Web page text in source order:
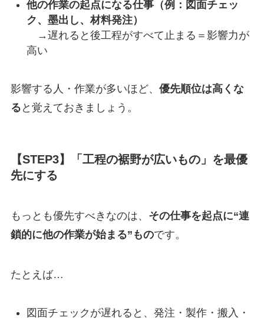
他の作業の起点になる仕事（例：図面チェッ
ク、墨出し、材料発注）
→遅れると後工程がすべて止まる＝影響力が
高い
影響する人・作業が多いほど、 優先順位は高くな
る と覚えておきましょう。
【STEP3】「工程の裾野が広いもの」を最優
先にする
もっとも優先すべきなのは、 その仕事を起点に“連
鎖的に他の作業が始まる”ものです。
たとえば…
図面チェックが遅れると、発注・製作・搬入・